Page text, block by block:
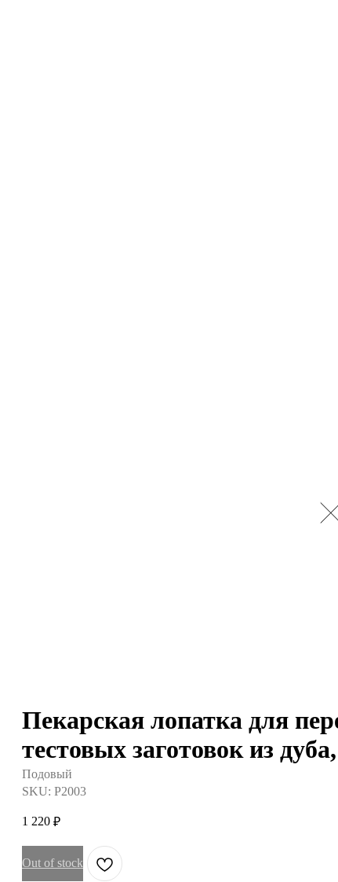
Пекарская лопатка для
тестовых заготовок из
Подовый
SKU: P2003
1 220 ₽
Out of stock